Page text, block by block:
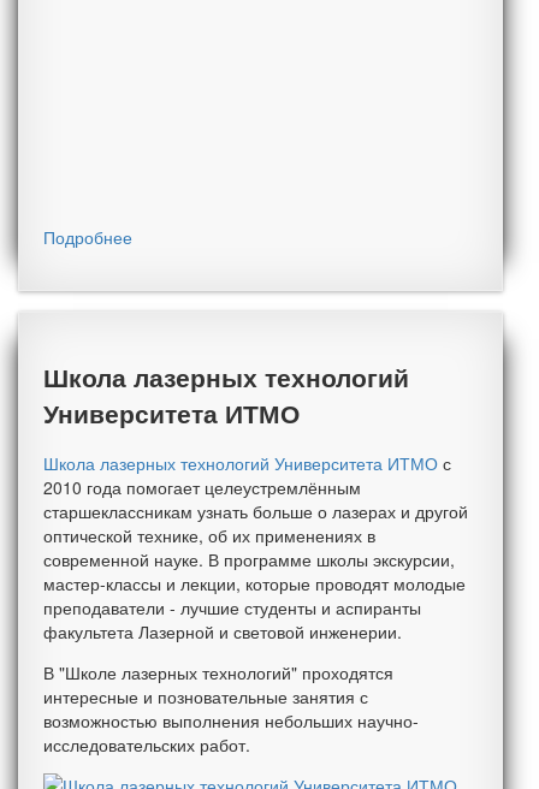
Подробнее
Школа лазерных технологий
Университета ИТМО
Школа лазерных технологий Университета ИТМО с
2010 года помогает целеустремлённым
старшеклассникам узнать больше о лазерах и другой
оптической технике, об их применениях в
современной науке. В программе школы экскурсии,
мастер-классы и лекции, которые проводят молодые
преподаватели - лучшие студенты и аспиранты
факультета Лазерной и световой инженерии.
В "Школе лазерных технологий" проходятся
интересные и позновательные занятия с
возможностью выполнения небольших научно-
исследовательских работ.